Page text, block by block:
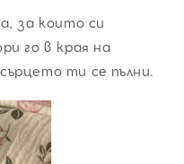
за които си
го в края на
ти се пълни.